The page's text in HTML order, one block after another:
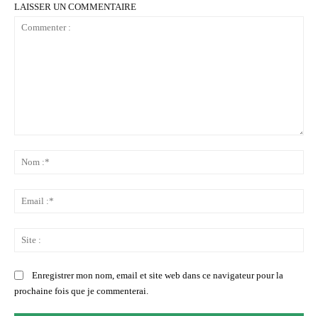
LAISSER UN COMMENTAIRE
Enregistrer mon nom, email et site web dans ce navigateur pour la
prochaine fois que je commenterai.